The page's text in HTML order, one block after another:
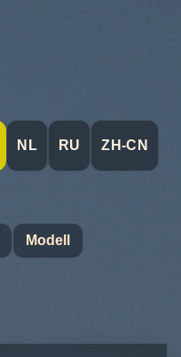
NL RU ZH-CN
Modell